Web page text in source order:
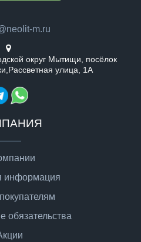
m.ru
округ Мытищи, посёлок
улица, 1А
информация
обязательства